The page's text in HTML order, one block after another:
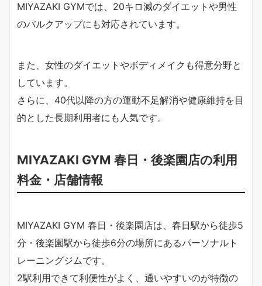
MIYAZAKI GYMでは、20キロ減のダイエットや男性
のバルクアップにも対応されています。
また、女性のダイエットやボディメイクも得意分野と
しています。
さらに、40代以降の方の運動不足解消や健康維持を目
的とした長期利用者にも人気です。
MIYAZAKI GYM 春日・後楽園店の利用
料金・店舗情報
MIYAZAKI GYM 春日・後楽園店は、春日駅から徒歩5
分・後楽園駅から徒歩6分の場所にあるパーソナルト
レーニングジムです。
2駅利用できて利便性がよく、通いやすいのが特徴の